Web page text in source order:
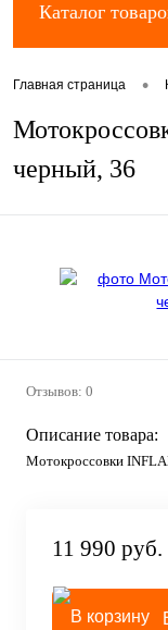
Каталог
Главная страница •
черный, 36
Отзывов: 0
Описание товара:
Мотокроссовки
11 990 руб.